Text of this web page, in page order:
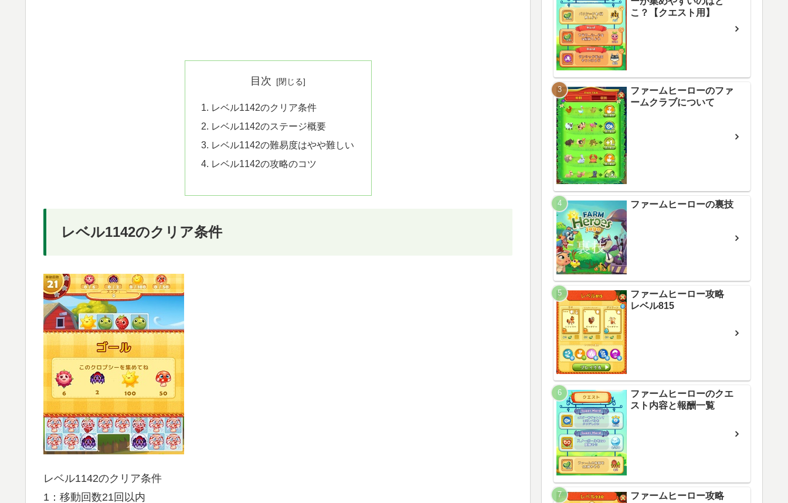
目次
レベル1142のクリア条件
レベル1142のステージ概要
レベル1142の難易度はやや難しい
レベル1142の攻略のコツ
レベル1142のクリア条件
レベル1142のクリア条件
1：移動回数21回以内
こ？【クエスト用】
ファームヒーローのファ
ームクラブについて
ファームヒーローの裏技
ファームヒーロー攻略
レベル815
ファームヒーローのクエ
スト内容と報酬一覧
ファームヒーロー攻略